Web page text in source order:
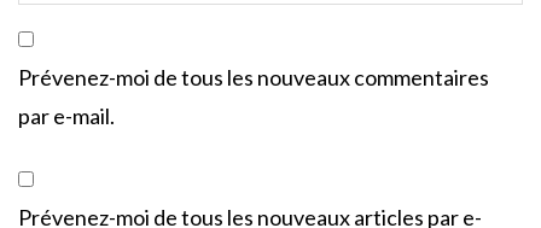
Prévenez-moi de tous les nouveaux commentaires
par e-mail.
Prévenez-moi de tous les nouveaux articles par e-